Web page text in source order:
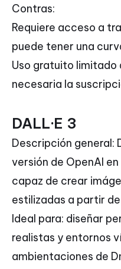
Contras:
Requiere acceso a
puede tener una
Uso gratuito limitado
necesaria la
DALL·E 3
Descripción general:
versión de OpenAI
capaz de crear
estilizadas a partir
Ideal para: diseñar
realistas y entornos
ambientaciones de